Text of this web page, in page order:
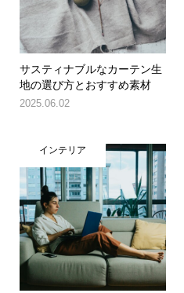
サスティナブルなカーテン生
地の選び方とおすすめ素材
2025.06.02
インテリア